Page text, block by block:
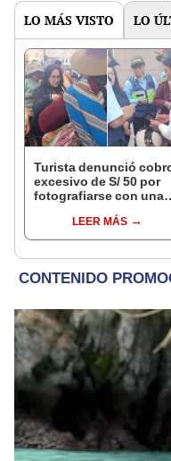
LO MÁS VISTO LO
Turista denunció
excesivo de S/ 50 por
fotografiarse con una
Serenazgo recuperó el
dinero
LEER MÁS